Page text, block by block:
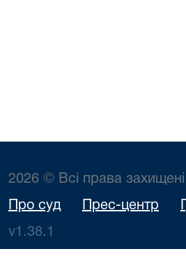
2026 © Всі права захищені
Про суд Прес-центр
v1.38.1